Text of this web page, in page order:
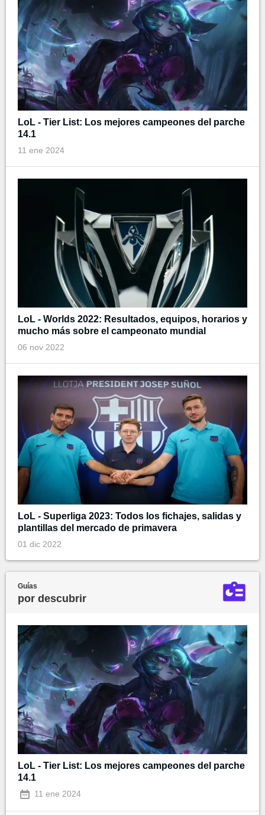
LoL - Tier List: Los mejores campeones del parche
14.1
11 ene 2024
LoL - Worlds 2022: Resultados, equipos, horarios y
mucho más sobre el campeonato mundial
06 nov 2022
LoL - Superliga 2023: Todos los fichajes, salidas y
plantillas del mercado de primavera
01 dic 2022
Guías
por descubrir
LoL - Tier List: Los mejores campeones del parche
14.1
11 ene 2024